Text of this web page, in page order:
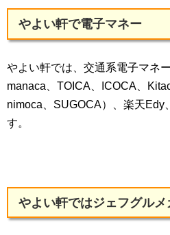
やよい軒で電子マネー
やよい軒では、交通系電子マネ
manaca、TOICA、ICOCA、
nimoca、SUGOCA）、楽天Edy
す。
やよい軒ではジェフグルメ